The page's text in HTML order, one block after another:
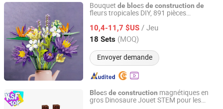
Bouquet de blocsde construction de
fleurs tropicales DIY, 891 pièces
collection
10,4-11,7 $US / Jeu
18 Sets (MOQ)
Envoyer demande
Shantou Yuanheng Intelligent Technology Co., Ltd
Guangdong, China Depuis 2025
Blocsde construction magnétiques en
gros Dinosaure Jouet STEM pour les
Shantou Ding Rich Power Trading Firm